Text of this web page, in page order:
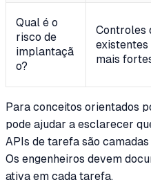
Qual é o
risco de
implantaçã
o?
Controles
existentes
mais
Para conceitos orientados
pode ajudar a esclarecer
APIs de tarefa são
Os engenheiros devem
ativa em cada tarefa.